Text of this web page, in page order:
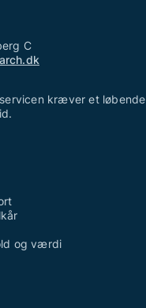
C
kræver et
og værdi